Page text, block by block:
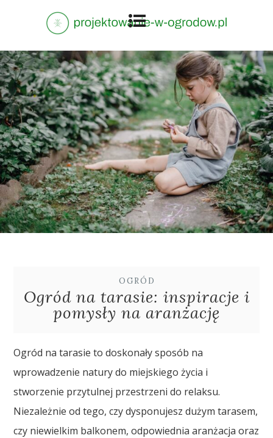
OGRÓD
Ogród na tarasie: inspiracje i
pomysły na aranżację
Ogród na tarasie to doskonały sposób na
wprowadzenie natury do miejskiego życia i
stworzenie przytulnej przestrzeni do relaksu.
Niezależnie od tego, czy dysponujesz dużym tarasem,
czy niewielkim balkonem, odpowiednia aranżacja oraz